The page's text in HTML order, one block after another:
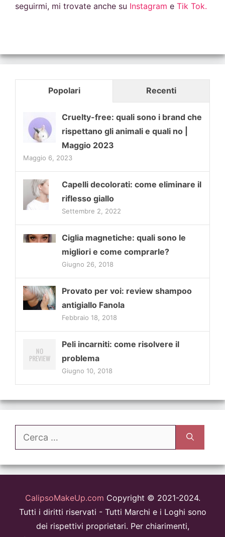
seguirmi, mi trovate anche su Instagram e Tik Tok.
Popolari Recenti
Cruelty-free: quali sono i brand che
rispettano gli animali e quali no |
Maggio 2023
Maggio 6, 2023
Capelli decolorati: come eliminare il
riflesso giallo
Settembre 2, 2022
Ciglia magnetiche: quali sono le
migliori e come comprarle?
Giugno 26, 2018
Provato per voi: review shampoo
antigiallo Fanola
Febbraio 18, 2018
Peli incarniti: come risolvere il
problema
Giugno 10, 2018
Ricerca
CalipsoMakeUp.com Copyright © 2021-2024.
Tutti i diritti riservati - Tutti Marchi e i Loghi sono
dei rispettivi proprietari. Per chiarimenti,